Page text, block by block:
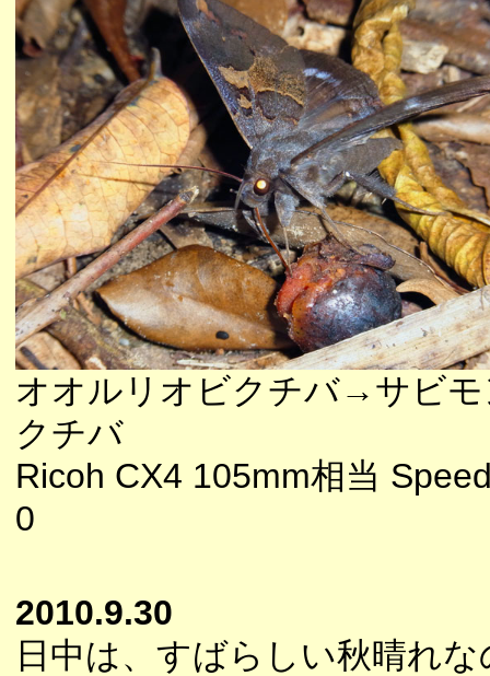
オオルリオビクチバ→サビ
クチバ
Ricoh CX4 105mm相当
0
2010.9.30
日中は、すばらしい秋晴れ